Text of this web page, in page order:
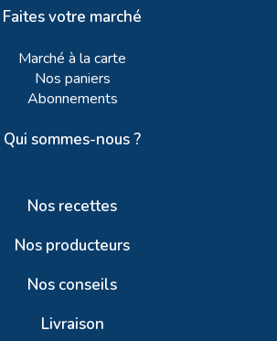
Faites votre marché
Marché à la carte
Nos paniers
Abonnements
Qui sommes-nous ?
Nos recettes
Nos producteurs
Nos conseils
Livraison